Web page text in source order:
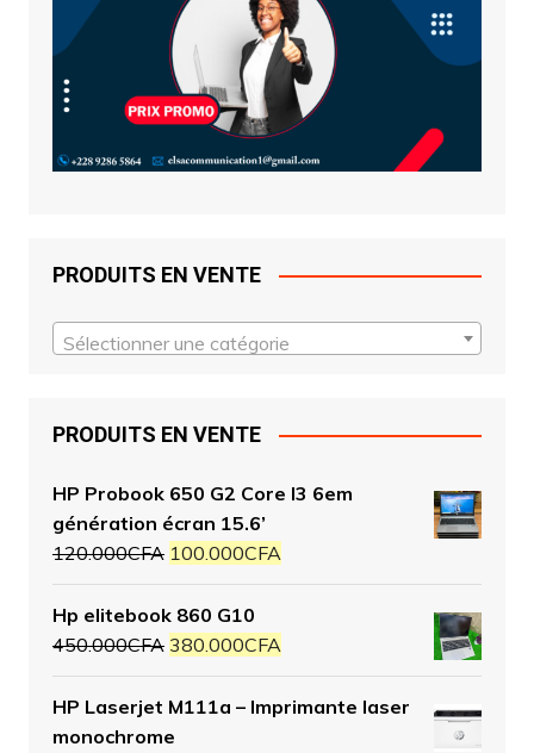
PRODUITS EN VENTE
Sélectionner une catégorie
PRODUITS EN VENTE
HP Probook 650 G2 Core I3 6em
génération écran 15.6’
120.000CFA 100.000CFA
Hp elitebook 860 G10
450.000CFA 380.000CFA
HP Laserjet M111a – Imprimante laser
monochrome